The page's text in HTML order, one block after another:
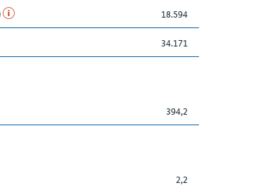
18.594
34.171
394,2
2,2